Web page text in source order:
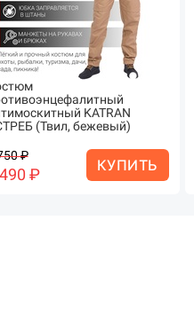
KATRAN
(Твил, бежевый)
₽
₽ КУПИТЬ